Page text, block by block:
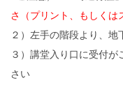
さ（プリント、もしくは
２）左手の階段より、
３）講堂入り口に受付
さい